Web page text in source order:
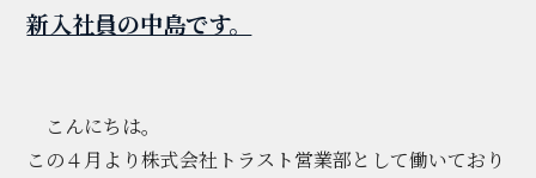
新入社員の中島です。
こんにちは。
この４月より株式会社トラスト営業部として働いており